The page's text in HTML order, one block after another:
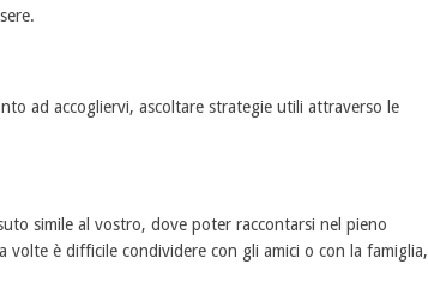
ad accogliervi, ascoltare strategie utili attraverso le
simile al vostro, dove poter raccontarsi nel pieno
è difficile condividere con gli amici o con la famiglia,